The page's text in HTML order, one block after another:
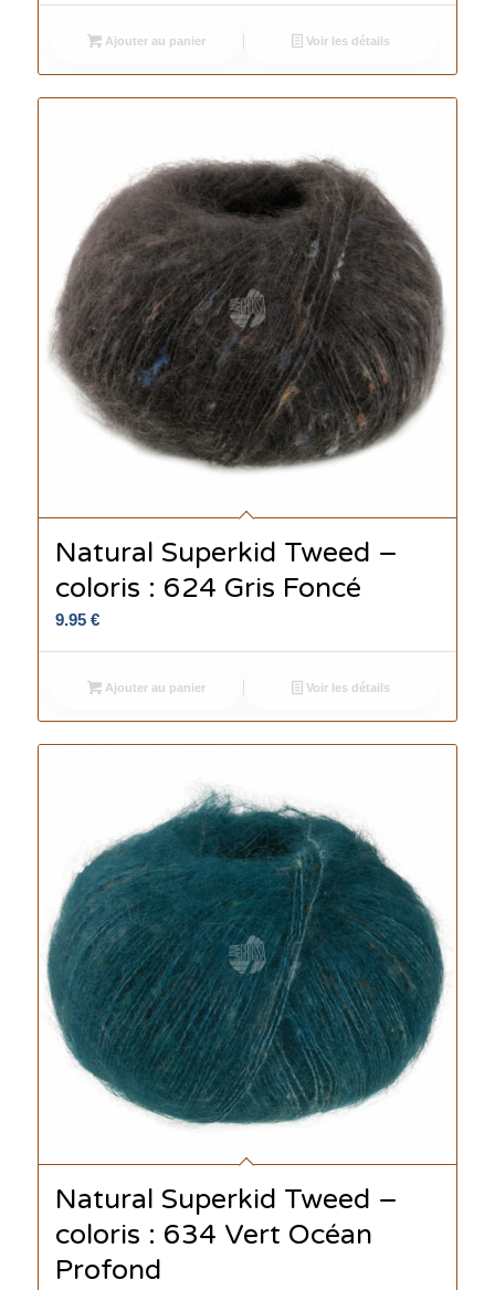
Ajouter au panier Voir les détails
Natural Superkid Tweed –
coloris : 624 Gris Foncé
9.95 €
Ajouter au panier Voir les détails
Natural Superkid Tweed –
coloris : 634 Vert Océan
Profond